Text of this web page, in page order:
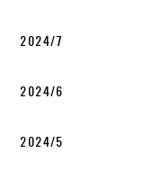
2024/7
2024/6
2024/5